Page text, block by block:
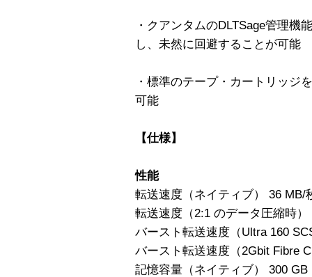
・クアンタムのDLTSage管理機
し、未然に回避することが可能
・標準のテープ・カートリッジ
可能
【仕様】
性能
転送速度（ネイティブ） 36 MB/
転送速度（2:1 のデータ圧縮時）
バースト転送速度（Ultra 160
バースト転送速度（2Gbit Fibre
記憶容量（ネイティブ） 300 GB